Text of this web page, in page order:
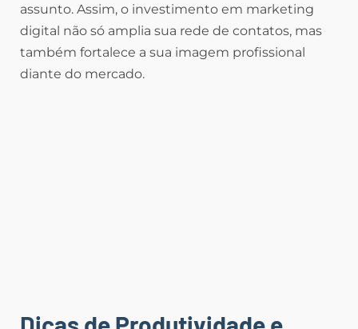
assunto. Assim, o investimento em marketing
digital não só amplia sua rede de contatos, mas
também fortalece a sua imagem profissional
diante do mercado.